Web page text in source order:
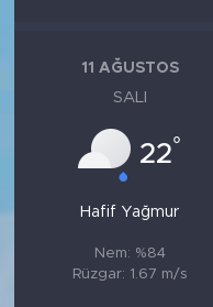
11 AĞUSTOS
SALI
22°
Hafif Yağmur
Nem: %84
Rüzgar: 1.67 m/s